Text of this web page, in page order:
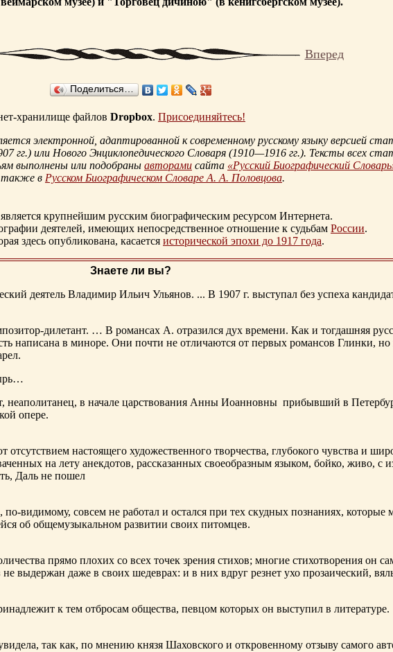
Вперед
Поделиться…
хранилище файлов Dropbox. Присоединяйтесь!
электронной, адаптированной к современному русскому языку версией
гг.) или Нового Энциклопедического Словаря (1910—1916 гг.). Тексты всех
выполнены или подобраны авторами сайта «Русский Биографический
также в Русском Биографическом Словаре А. А. Половцова.
является крупнейшим русским биографическим ресурсом Интернета.
деятелей, имеющих непосредственное отношение к судьбам России.
здесь опубликована, касается исторической эпохи до 1917 года.
Знаете ли вы?
деятель Владимир Ильич Ульянов. ... В 1907 г. выступал без успеха
дилетант. … В романсах А. отразился дух времени. Как и тогдашняя
написана в миноре. Они почти не отличаются от первых романсов Глинки,
в начале царствования Анны Иоанновны прибывший в
опере.
настоящего художественного творчества, глубокого чувства и
на лету анекдотов, рассказанных своеобразным языком, бойко, живо, с
Даль не пошел
по-видимому, совсем не работал и остался при тех скудных познаниях,
об общемузыкальном развитии своих питомцев.
прямо плохих со всех точек зрения стихов; многие стихотворения он
выдержан даже в своих шедеврах: и в них вдруг резнет ухо прозаический,
к тем отбросам общества, певцом которых он выступил в литературе.
так как, по мнению князя Шаховского и откровенному отзыву самого